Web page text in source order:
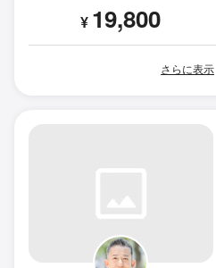
¥ 19,800
さらに表示